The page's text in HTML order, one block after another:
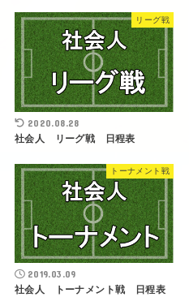
リーグ戦
2020.08.28
社会人 リーグ戦 日程表
トーナメント戦
2019.03.09
社会人 トーナメント戦 日程表